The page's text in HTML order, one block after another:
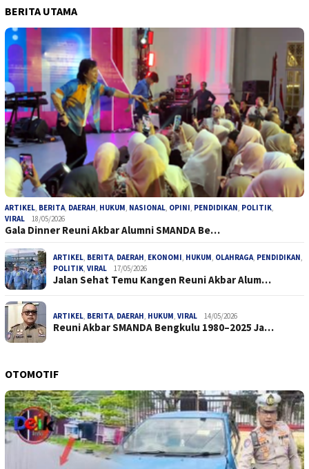
BERITA UTAMA
ARTIKEL BERITA DAERAH HUKUM NASIONAL OPINI PENDIDIKAN POLITIK
VIRAL
18/05/2026
Gala Dinner Reuni Akbar Alumni SMANDA Be…
ARTIKEL BERITA DAERAH EKONOMI HUKUM OLAHRAGA PENDIDIKAN
POLITIK VIRAL 17/05/2026
Jalan Sehat Temu Kangen Reuni Akbar Alum…
ARTIKEL BERITA DAERAH HUKUM VIRAL 14/05/2026
Reuni Akbar SMANDA Bengkulu 1980–2025 Ja…
OTOMOTIF